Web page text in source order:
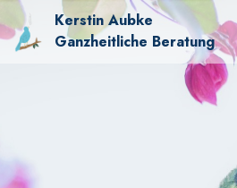
Kerstin Aubke
Ganzheitliche Beratung